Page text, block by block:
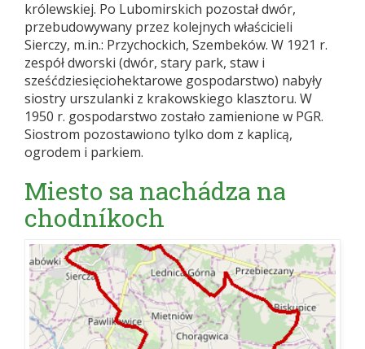
królewskiej. Po Lubomirskich pozostał dwór,
przebudowywany przez kolejnych właścicieli
Sierczy, m.in.: Przychockich, Szembeków. W 1921 r.
zespół dworski (dwór, stary park, staw i
sześćdziesięciohektarowe gospodarstwo) nabyły
siostry urszulanki z krakowskiego klasztoru. W
1950 r. gospodarstwo zostało zamienione w PGR.
Siostrom pozostawiono tylko dom z kaplicą,
ogrodem i parkiem.
Miesto sa nachádza na
chodníkoch